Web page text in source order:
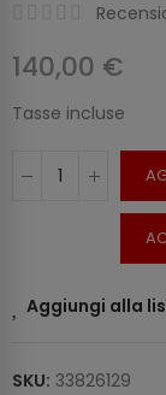
140,00 €
Tasse incluse
Aggiungi alla
SKU: 33826129